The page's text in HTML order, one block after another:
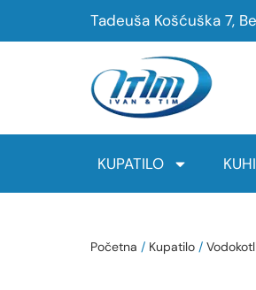
Tadeuša Košćuška 7,
KUPATILO
Početna / Kupatilo /